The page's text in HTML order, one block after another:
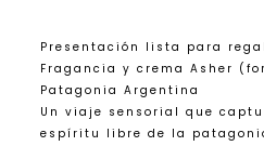
Presentación lista para
Fragancia y crema Asher
Patagonia Argentina
Un viaje sensorial que
espíritu libre de la